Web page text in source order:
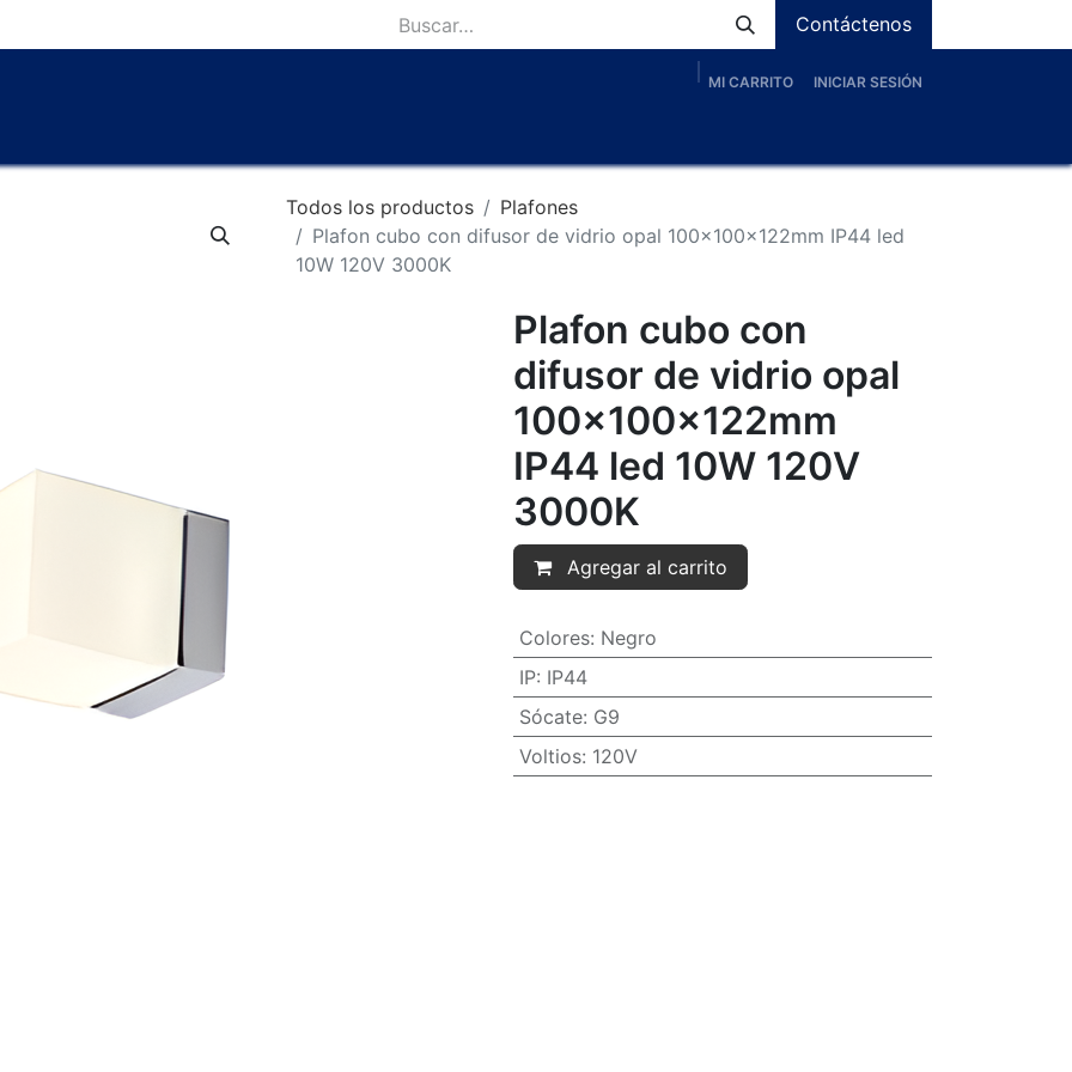
Contáctenos
MI CARRITO INICIAR SESIÓN
Todos los productos
Plafones
Plafon cubo con difusor de vidrio opal 100x100x122mm IP44 led
10W 120V 3000K
Plafon cubo con
difusor de vidrio opal
100x100x122mm
IP44 led 10W 120V
3000K
Agregar al carrito
Colores: Negro
IP: IP44
Sócate: G9
Voltios: 120V